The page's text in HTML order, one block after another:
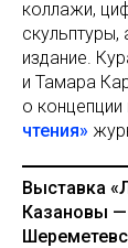
коллажи,
издание.
и Тамара
о концепции
чтения»
Выставка
Казановы —